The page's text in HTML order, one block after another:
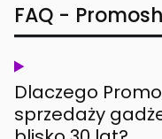
FAQ -
Dlaczego
sprzedaży